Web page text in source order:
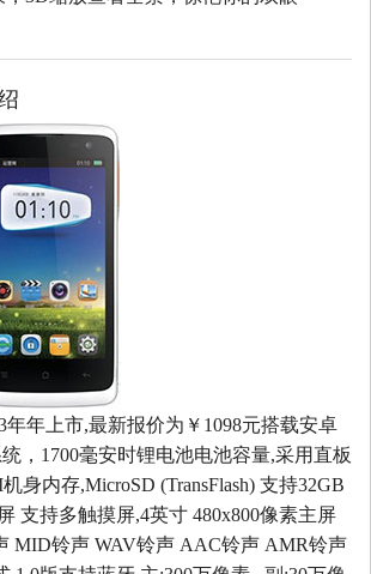
年年上市,最新报价为￥1098元搭载安卓
，1700毫安时锂电池电池容量,采用直板
身内存,MicroSD (TransFlash) 支持32GB
支持多触摸屏,4英寸 480x800像素主屏
MID铃声 WAV铃声 AAC铃声 AMR铃声